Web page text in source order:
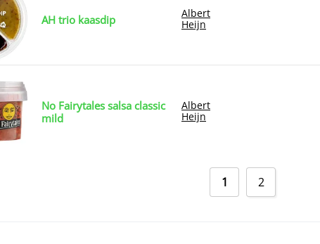
AH trio kaasdip
Albert
Heijn
No Fairytales salsa classic
mild
Albert
Heijn
1 2